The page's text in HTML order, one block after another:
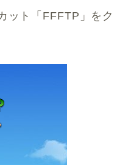
ット「FFFTP」をク